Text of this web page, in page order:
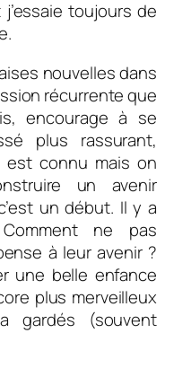
toujours de
nouvelles dans
récurrente que
encourage à se
plus rassurant,
est connu mais on
un avenir
un début. Il y a
ne pas
à leur avenir ?
une belle enfance
plus merveilleux
gardés (souvent